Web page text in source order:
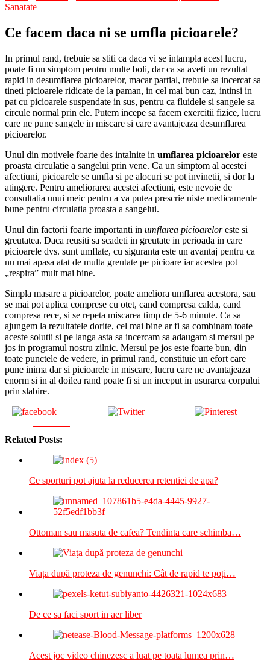
Sanatate
Ce facem daca ni se umfla picioarele?
In primul rand, trebuie sa stiti ca daca vi se intampla acest lucru,
poate fi un simptom pentru multe boli, dar ca sa aveti un rezultat
rapid in desumflarea picioarelor, macar partial, trebuie sa incercat sa
tineti picioarele ridicate de la paman, in cel mai bun caz, intinsi in
pat cu picioarele suspendate in sus, pentru ca fluidele si sangele sa
circule normal prin ele. Putem incepe sa facem exercitii fizice, lucru
care ne pune sangele in miscare si care avantajeaza desumflarea
picioarelor.
Unul din motivele foarte des intalnite in umflarea picioarelor este
proasta circulatie a sangelui prin vene. Ca un simptom al acestei
afectiuni, picioarele se umfla si pe alocuri se pot invinetii, si dor la
atingere. Pentru ameliorarea acestei afectiuni, este nevoie de
consultatia unui meic pentru a va putea prescrie niste medicamente
bune pentru circulatia proasta a sangelui.
Unul din factorii foarte importanti in umflarea picioareloreste si
greutatea. Daca reusiti sa scadeti in greutate in perioada in care
picioarele dvs. sunt umflate, cu siguranta este un avantaj pentru ca
nu mai apasa atat de multa greutate pe picioare iar acestea pot
„respira” mult mai bine.
Simpla masare a picioarelor, poate ameliora umflarea acestora, sau
se mai pot aplica comprese cu otet, cand compresa calda, cand
compresa rece, si se repeta miscarea timp de 5-6 minute. Ca sa
ajungem la rezultatele dorite, cel mai bine ar fi sa combinam toate
aceste solutii si pe langa asta sa incercam sa adaugam si mersul pe
jos in programul nostru zilnic. Mersul pe jos este foarte bun, din
toate punctele de vedere, in primul rand, constituie un efort care
pune inima dar si picioarele in miscare, lucru care ne avantajeaza
enorm si in al doilea rand poate fi si un inceput in usurarea corpului
prin slabire.
Tweet Save
Related Posts:
Ce sporturi pot ajuta la reducerea retentiei de apa?
Ottoman sau masuta de cafea? Tendinta care schimba…
Viața după proteza de genunchi: Cât de rapid te poți…
De ce sa faci sport in aer liber
Acest joc video chinezesc a luat pe toata lumea prin…